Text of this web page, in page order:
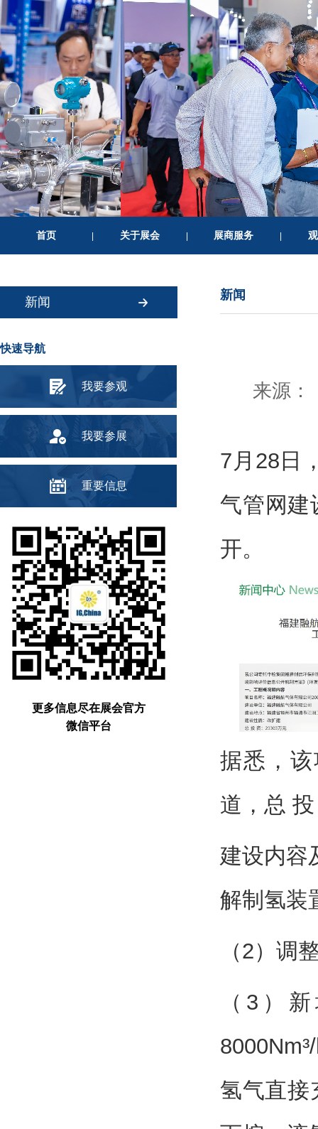
首页 | 关于展会 | 展商服务 |
新闻
快速导航
我要参观
我要参展
重要信息
更多信息尽在展会官方
微信平台
新闻
来源
7月28日
气管网建
开。
据悉，
道，总
建设内容
解制氢装
（2）调
（3）
氢气直接